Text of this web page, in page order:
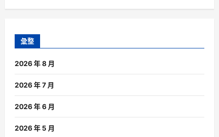
彙整
2026 年 8 月
2026 年 7 月
2026 年 6 月
2026 年 5 月